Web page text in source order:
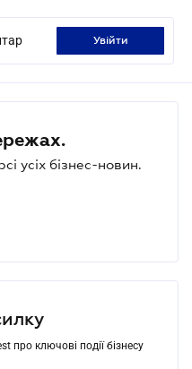
увійти
усіх бізнес-новин.
про ключові події бізнесу